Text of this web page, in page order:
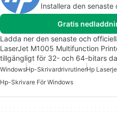
Installera den
Gratis
Ladda ner den senaste och
LaserJet M1005 Multifunction
tillgängligt för 32- och 64-bitars
WindowsHp-SkrivardrivrutinerHp
Hp-Skrivare För Windows